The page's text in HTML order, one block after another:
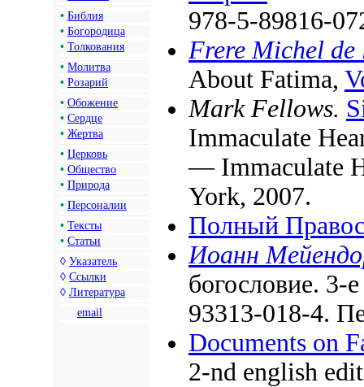
• Библия
• Богородица
• Толкования
• Молитва
• Розарий
• Обожение
• Сердце
• Жертва
• Церковь
• Общество
• Природа
• Персоналии
• Тексты
• Статьи
◊ Указатель
◊ Ссылки
◊ Литература
email
978-5-89816-
Frere Michel
About Fatima,
Mark Fellows.
Immaculate
— Immaculate
York, 2007.
Полный
Иоанн
богословие.
93313-018-4.
Documents on
2-nd english